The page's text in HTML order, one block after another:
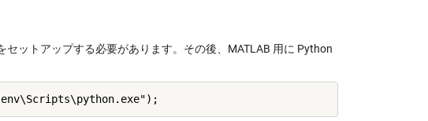
ットアップする必要があります。その後、MATLAB 用に Python